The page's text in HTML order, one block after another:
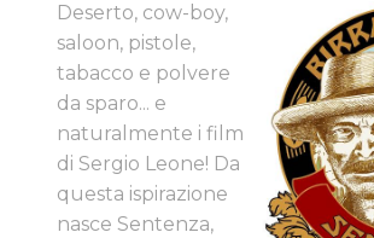
Deserto, cow-boy,
saloon, pistole,
tabacco e polvere
da sparo... e
naturalmente i film
di Sergio Leone! Da
questa ispirazione
nasce Sentenza,